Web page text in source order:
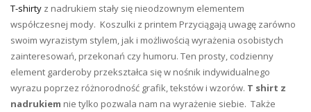
T-shirty z nadrukiem stały się nieodzownym elementem
współczesnej mody. Koszulki z printem Przyciągają uwagę zarówno
swoim wyrazistym stylem, jak i możliwością wyrażenia osobistych
zainteresowań, przekonań czy humoru. Ten prosty, codzienny
element garderoby przekształca się w nośnik indywidualnego
wyrazu poprzez różnorodność grafik, tekstów i wzorów. T shirt z
nadrukiem nie tylko pozwala nam na wyrażenie siebie. Także